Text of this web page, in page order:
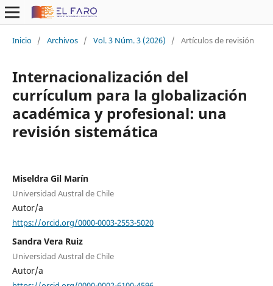
Inicio / Archivos / Vol. 3 Núm. 3 (2026) / Artículos de revisión
Internacionalización del
currículum para la globalización
académica y profesional: una
revisión sistemática
Miseldra Gil Marín
Universidad Austral de Chile
Autor/a
https://orcid.org/0000-0003-2553-5020
Sandra Vera Ruiz
Universidad Austral de Chile
Autor/a